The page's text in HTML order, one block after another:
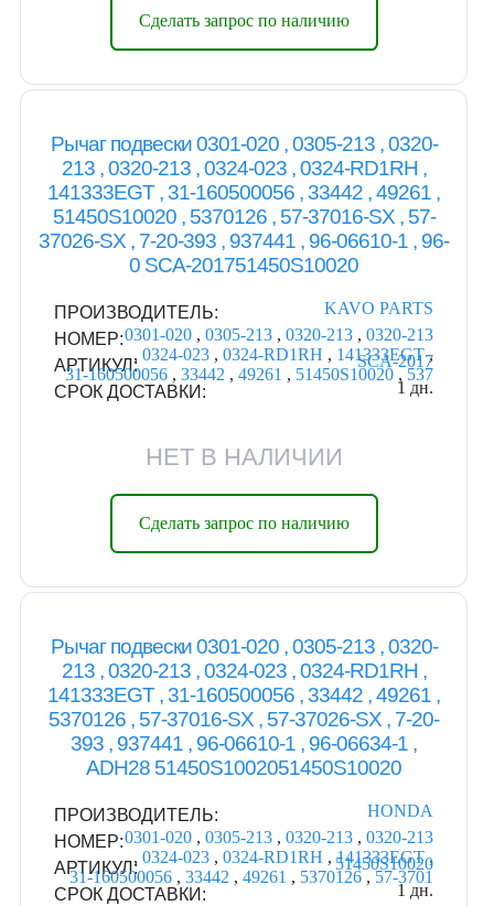
Сделать запрос по наличию
Рычаг подвески 0301-020 , 0305-213 , 0320-
213 , 0320-213 , 0324-023 , 0324-RD1RH ,
141333EGT , 31-160500056 , 33442 , 49261 ,
51450S10020 , 5370126 , 57-37016-SX , 57-
37026-SX , 7-20-393 , 937441 , 96-06610-1 , 96-
0 SCA-201751450S10020
ПРОИЗВОДИТЕЛЬ:
KAVO PARTS
НОМЕР:0301-020 ,0305-213 ,0320-213 ,0320-213
,0324-023 ,0324-RD1RH , 141333EGT,
31-160500056 ,33442 ,49261 , 51450S10020 , 537
АРТИКУЛ:
SCA-2017
СРОК ДОСТАВКИ:
1 дн.
НЕТ В НАЛИЧИИ
Сделать запрос по наличию
Рычаг подвески 0301-020 , 0305-213 , 0320-
213 , 0320-213 , 0324-023 , 0324-RD1RH ,
141333EGT , 31-160500056 , 33442 , 49261 ,
5370126 , 57-37016-SX , 57-37026-SX , 7-20-
393 , 937441 , 96-06610-1 , 96-06634-1 ,
ADH28 51450S1002051450S10020
ПРОИЗВОДИТЕЛЬ:
HONDA
НОМЕР:0301-020 ,0305-213 ,0320-213 ,0320-213
,0324-023 ,0324-RD1RH ,141333EGT,
31-160500056 ,33442 ,49261 , 5370126 , 57-3701
АРТИКУЛ:
51450S10020
СРОК ДОСТАВКИ:
1 дн.